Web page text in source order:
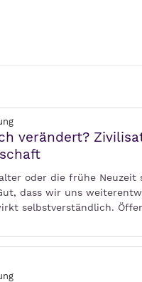
verändert?
oder die frühe
dass wir uns
selbstverständlich.